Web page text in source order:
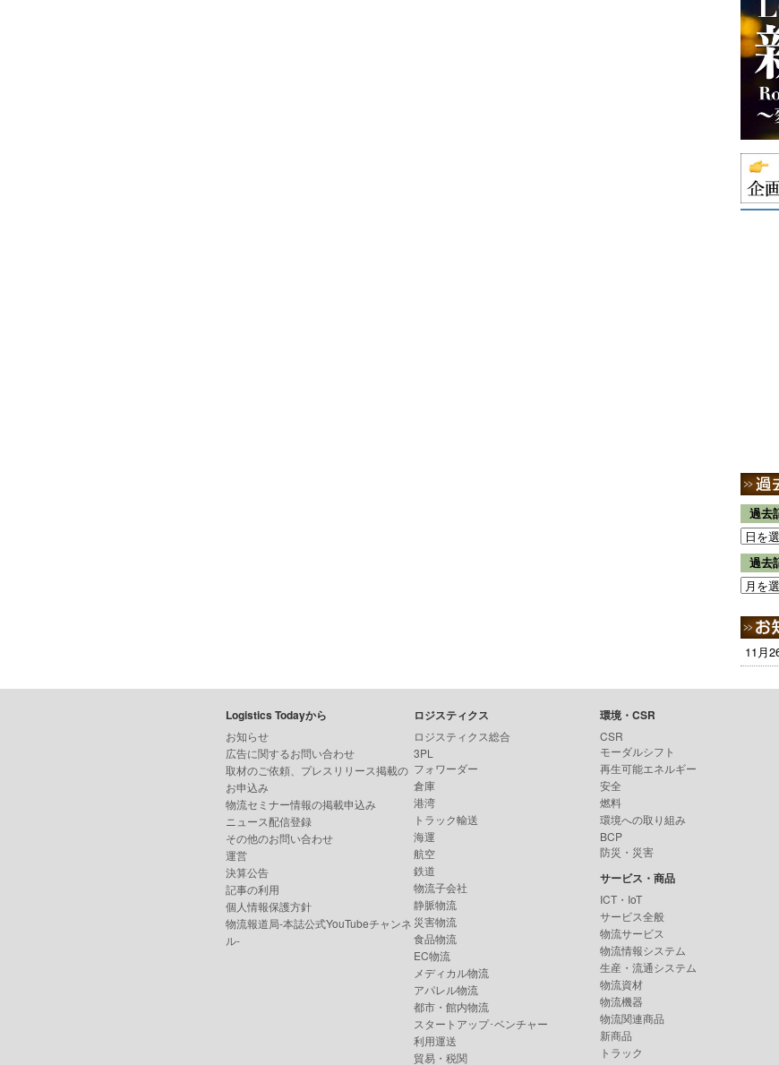
過去
過去
11月
Logistics Todayから
お知らせ
広告に関するお問い合わせ
取材のご依頼、プレスリリース掲載の
お申込み
物流セミナー情報の掲載申込み
ニュース配信登録
その他のお問い合わせ
運営
決算公告
記事の利用
個人情報保護方針
物流報道局-本誌公式YouTubeチャンネ
ル-
ロジスティクス
ロジスティクス総合
3PL
フォワーダー
倉庫
港湾
トラック輸送
海運
航空
鉄道
物流子会社
静脈物流
災害物流
食品物流
EC物流
メディカル物流
アパレル物流
都市・館内物流
スタートアップ･ベンチャー
利用運送
貿易・税関
環境・CSR
CSR
モーダルシフト
再生可能エネルギー
安全
燃料
環境への取り組み
BCP
防災・災害
サービス・商品
ICT・IoT
サービス全般
物流サービス
物流情報システム
生産・流通システム
物流資材
物流機器
物流関連商品
新商品
トラック